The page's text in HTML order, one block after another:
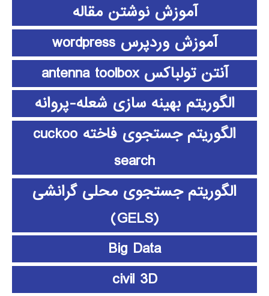
آموزش نوشتن مقاله
آموزش وردپرس wordpress
آنتن تولباکس antenna toolbox
الگوریتم بهینه سازی شعله-پروانه
الگوریتم جستجوی فاخته cuckoo
search
الگوریتم جستجوی محلی گرانشی
(GELS)
Big Data
civil 3D